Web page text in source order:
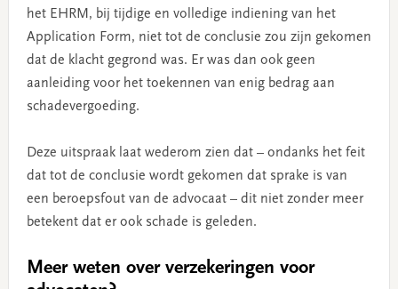
het EHRM, bij tijdige en volledige indiening van het
Application Form, niet tot de conclusie zou zijn gekomen
dat de klacht gegrond was. Er was dan ook geen
aanleiding voor het toekennen van enig bedrag aan
schadevergoeding.
Deze uitspraak laat wederom zien dat – ondanks het feit
dat tot de conclusie wordt gekomen dat sprake is van
een beroepsfout van de advocaat – dit niet zonder meer
betekent dat er ook schade is geleden.
Meer weten over verzekeringen voor